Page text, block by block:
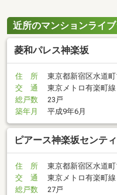
近所のマンションライ
菱和パレス神楽坂
住 所
東京都新宿区水道
交 通
東京メトロ有楽町
総戸数
23戸
築年月
平成9年6月
ピアース神楽坂センテ
住 所
東京都新宿区水道
交 通
東京メトロ有楽町
総戸数
27戸